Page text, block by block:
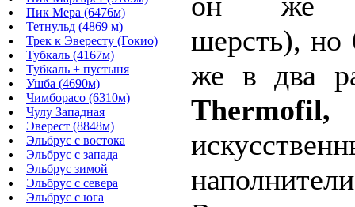
Пик Мера (6476м)
Тетнульд (4869 м)
Трек к Эвересту (Гокио)
Тубкаль (4167м)
Тубкаль + пустыня
Ушба (4690м)
Чимборасо (6310м)
Чулу Западная
Эверест (8848м)
Эльбрус с востока
Эльбрус с запада
Эльбрус зимой
Эльбрус с севера
Эльбрус с юга
шерсть), но
же в два